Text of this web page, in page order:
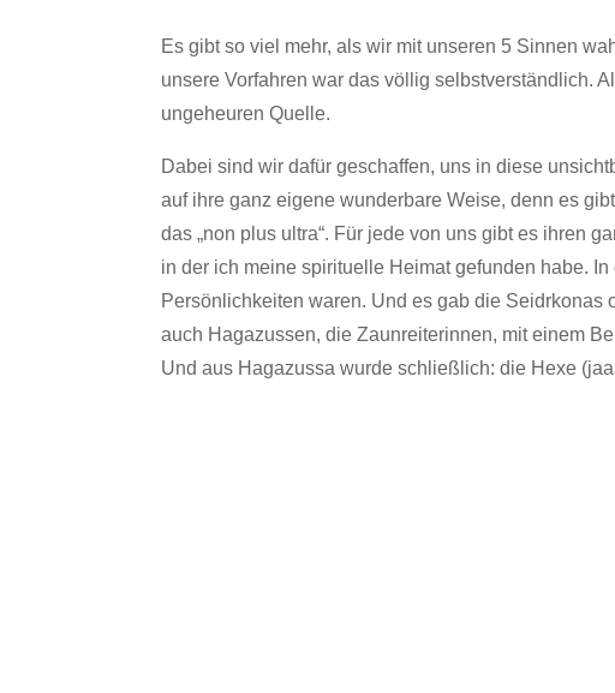
Es gibt so viel mehr, als wir mit unseren 5 Sinnen
unsere Vorfahren war das völlig selbstverständlich.
ungeheuren Quelle.
Dabei sind wir dafür geschaffen, uns in diese
auf ihre ganz eigene wunderbare Weise, denn es
das „non plus ultra“. Für jede von uns gibt es ihren
in der ich meine spirituelle Heimat gefunden habe.
Persönlichkeiten waren. Und es gab die Seidrkonas
auch Hagazussen, die Zaunreiterinnen, mit einem
Und aus Hagazussa wurde schließlich: die Hexe